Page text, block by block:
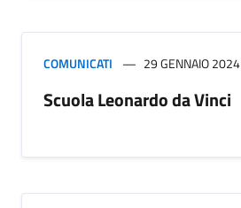
COMUNICATI 29 GENNAIO 2024
Scuola Leonardo da Vinci